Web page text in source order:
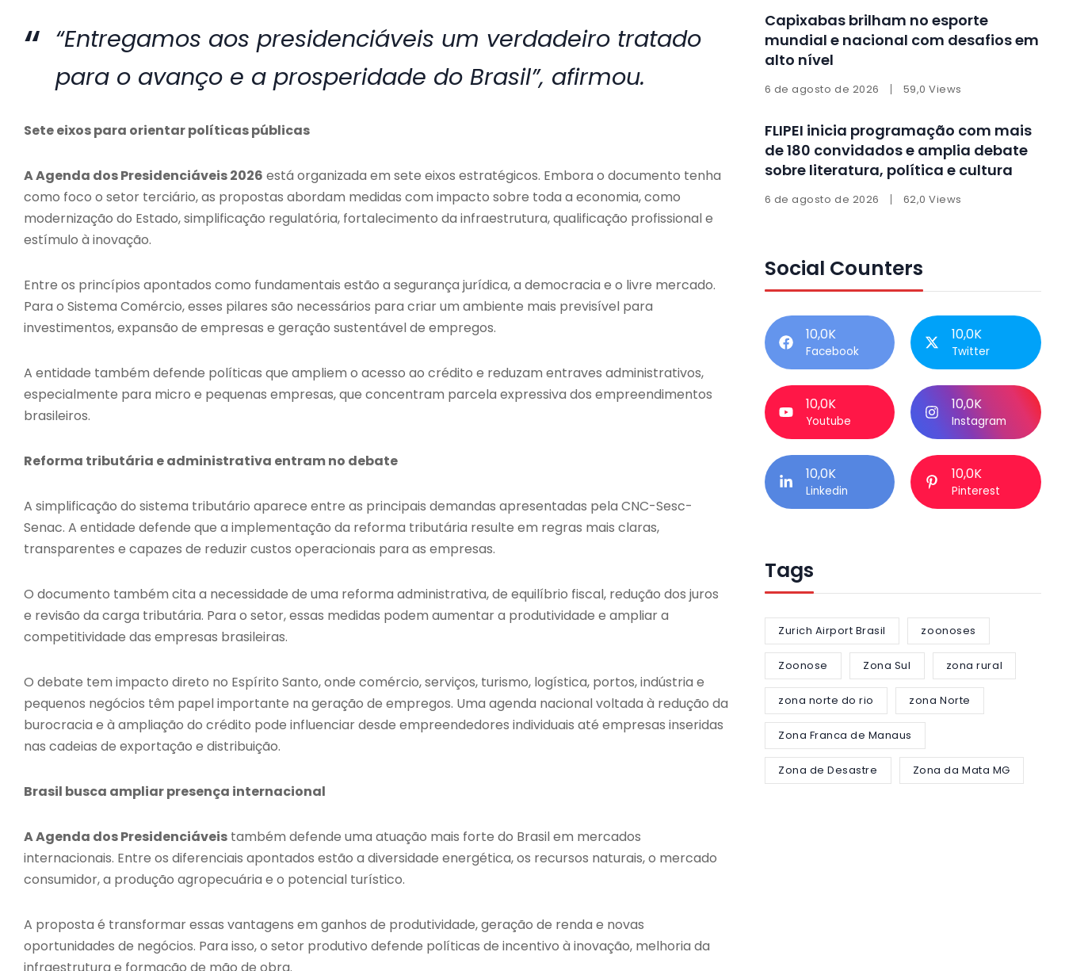
“Entregamos aos presidenciáveis um verdadeiro tratado
para o avanço e a prosperidade do Brasil”, afirmou.
Sete eixos para orientar políticas públicas
A Agenda dos Presidenciáveis 2026 está organizada em sete eixos estratégicos. Embora o documento tenha
como foco o setor terciário, as propostas abordam medidas com impacto sobre toda a economia, como
modernização do Estado, simplificação regulatória, fortalecimento da infraestrutura, qualificação profissional e
estímulo à inovação.
Entre os princípios apontados como fundamentais estão a segurança jurídica, a democracia e o livre mercado.
Para o Sistema Comércio, esses pilares são necessários para criar um ambiente mais previsível para
investimentos, expansão de empresas e geração sustentável de empregos.
A entidade também defende políticas que ampliem o acesso ao crédito e reduzam entraves administrativos,
especialmente para micro e pequenas empresas, que concentram parcela expressiva dos empreendimentos
brasileiros.
Reforma tributária e administrativa entram no debate
A simplificação do sistema tributário aparece entre as principais demandas apresentadas pela CNC-Sesc-
Senac. A entidade defende que a implementação da reforma tributária resulte em regras mais claras,
transparentes e capazes de reduzir custos operacionais para as empresas.
O documento também cita a necessidade de uma reforma administrativa, de equilíbrio fiscal, redução dos juros
e revisão da carga tributária. Para o setor, essas medidas podem aumentar a produtividade e ampliar a
competitividade das empresas brasileiras.
O debate tem impacto direto no Espírito Santo, onde comércio, serviços, turismo, logística, portos, indústria e
pequenos negócios têm papel importante na geração de empregos. Uma agenda nacional voltada à redução da
burocracia e à ampliação do crédito pode influenciar desde empreendedores individuais até empresas inseridas
nas cadeias de exportação e distribuição.
Brasil busca ampliar presença internacional
A Agenda dos Presidenciáveis também defende uma atuação mais forte do Brasil em mercados
internacionais. Entre os diferenciais apontados estão a diversidade energética, os recursos naturais, o mercado
consumidor, a produção agropecuária e o potencial turístico.
A proposta é transformar essas vantagens em ganhos de produtividade, geração de renda e novas
oportunidades de negócios. Para isso, o setor produtivo defende políticas de incentivo à inovação, melhoria da
infraestrutura e formação de mão de obra.
Capixabas brilham no esporte
mundial e nacional com desafios em
alto nível
6 de agosto de 2026 59,0 Views
FLIPEI inicia programação com mais
de 180 convidados e amplia debate
sobre literatura, política e cultura
6 de agosto de 2026 62,0 Views
Social Counters
10,0K
Facebook
10,0K
Twitter
10,0K
Youtube
10,0K
Instagram
10,0K
Linkedin
10,0K
Pinterest
Tags
Zurich Airport Brasil zoonoses
Zoonose Zona Sul zona rural
zona norte do rio zona Norte
Zona Franca de Manaus
Zona de Desastre Zona da Mata MG